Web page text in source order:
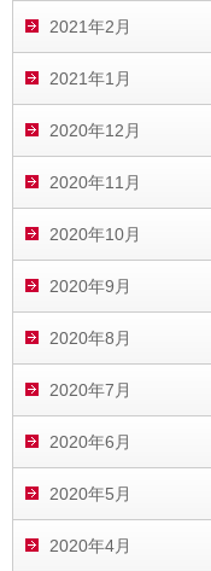
2021年2月
2021年1月
2020年12月
2020年11月
2020年10月
2020年9月
2020年8月
2020年7月
2020年6月
2020年5月
2020年4月